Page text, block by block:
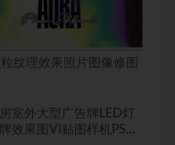
纹理效果照片图像修图
室外大型广告牌LED灯
效果图VI贴图样机PSD